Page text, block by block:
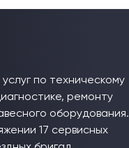
по техническому
ремонту
оборудования.
17 сервисных